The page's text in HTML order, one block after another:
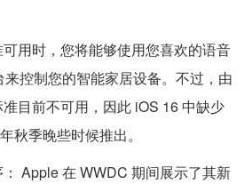
用时，您将能够使用您喜欢的语音
控制您的智能家居设备。不过，由
目前不可用，因此 iOS 16 中缺少
秋季晚些时候推出。
Apple 在 WWDC 期间展示了其新